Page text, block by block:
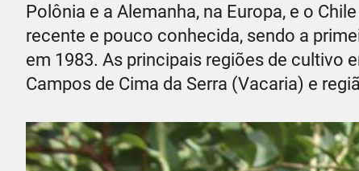
Polônia e a Alemanha, na Europa, e o
recente e pouco conhecida, sendo a
em 1983. As principais regiões de cultivo
Campos de Cima da Serra (Vacaria) e